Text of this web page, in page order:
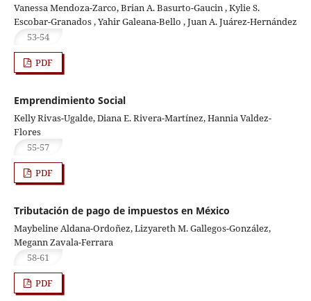
Vanessa Mendoza-Zarco, Brian A. Basurto-Gaucin , Kylie S.
Escobar-Granados , Yahir Galeana-Bello , Juan A. Juárez-Hernández
53-54
PDF
Emprendimiento Social
Kelly Rivas-Ugalde, Diana E. Rivera-Martínez, Hannia Valdez-
Flores
55-57
PDF
Tributación de pago de impuestos en México
Maybeline Aldana-Ordoñez, Lizyareth M. Gallegos-González,
Megann Zavala-Ferrara
58-61
PDF